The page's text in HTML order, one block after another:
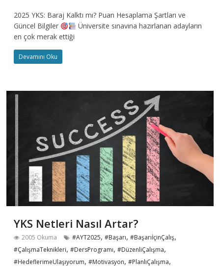
2025 YKS: Baraj Kalktı mı? Puan Hesaplama Şartları ve
Güncel Bilgiler
Üniversite sınavına hazırlanan adayların
en çok merak ettiği
Devamını Oku
YKS Netleri Nasıl Artar?
2005 Okuma #AYT2025,#Başarı,#BaşarıİçinÇalış,
#ÇalışmaTeknikleri,#DersProgramı,#DüzenliÇalışma,
#HedeflerimeUlaşıyorum,#Motivasyon,#PlanlıÇalışma,